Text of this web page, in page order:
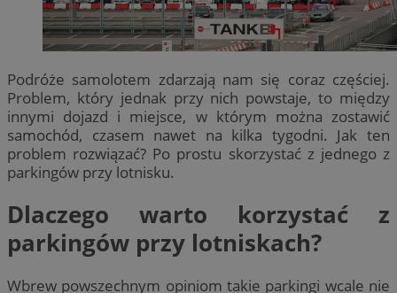
Podróże samolotem zdarzają nam się coraz częściej.
Problem, który jednak przy nich powstaje, to między
innymi dojazd i miejsce, w którym można zostawić
samochód, czasem nawet na kilka tygodni. Jak ten
problem rozwiązać? Po prostu skorzystać z jednego z
parkingów przy lotnisku.
Dlaczego warto korzystać z
parkingów przy lotniskach?
Wbrew powszechnym opiniom takie parkingi wcale nie